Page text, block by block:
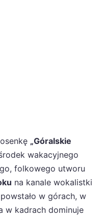
„Góralskie
wakacyjnego
folkowego utworu
na kanale wokalistki
w górach, w
w kadrach dominuje